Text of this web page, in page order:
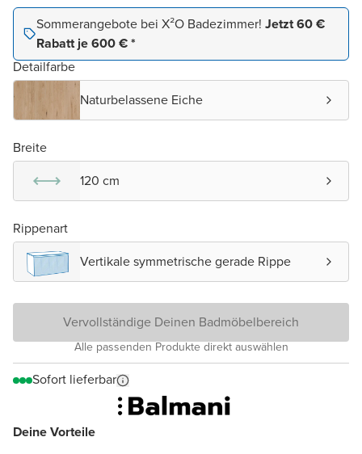
Deine Vorteile
Sommerangebote bei X²O Badezimmer! Jetzt 60 €
Rabatt je 600 € *
Detailfarbe
Naturbelassene Eiche
Breite
120 cm
Rippenart
Vertikale symmetrische gerade Rippe
Vervollständige Deinen Badmöbelbereich
Alle passenden Produkte direkt auswählen
Sofort lieferbar